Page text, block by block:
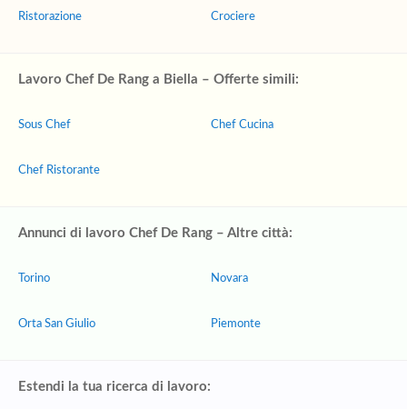
Ristorazione Crociere
Lavoro Chef De Rang a Biella – Offerte simili:
Sous Chef
Chef Ristorante
Chef Cucina
Annunci di lavoro Chef De Rang – Altre città:
Torino
Orta San Giulio
Novara
Piemonte
Estendi la tua ricerca di lavoro: